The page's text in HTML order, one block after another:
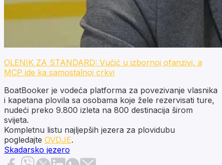
OLENIK ZA STANDARD: Vučić u izbornoj ofanzivi, a
MCP ide ka samostalnoj crkvi
BoatBooker je vodeća platforma za povezivanje vlasnika
i kapetana plovila sa osobama koje žele rezervisati ture,
nudeći preko 9.800 izleta na 800 destinacija širom
svijeta.
Kompletnu listu najljepših jezera za plovidubu
pogledajte OVDJE.
Skadarsko jezero